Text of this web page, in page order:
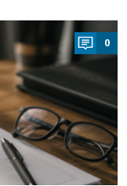
0